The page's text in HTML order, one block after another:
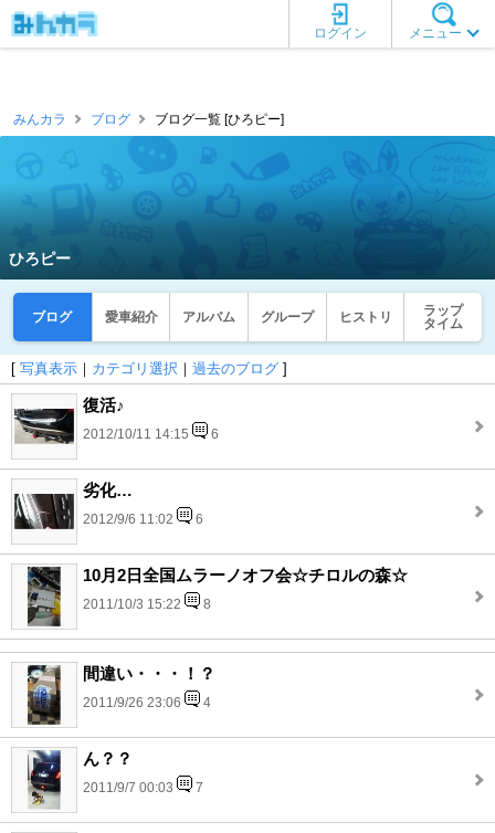
メニュー
ログイン
みんカラ ブログ ブログ一覧 [ひろピー]
ひろピー
ブログ 愛車紹介 アルバム グループ ヒストリ
ラップ
タイム
[ 写真表示 ｜ カテゴリ選択 ｜ 過去のブログ ]
復活♪
2012/10/11 14:15 6
劣化…
2012/9/6 11:02 6
10月2日全国ムラーノオフ会☆チロルの森☆
2011/10/3 15:22 8
間違い・・・！？
2011/9/26 23:06 4
ん？？
2011/9/7 00:03 7